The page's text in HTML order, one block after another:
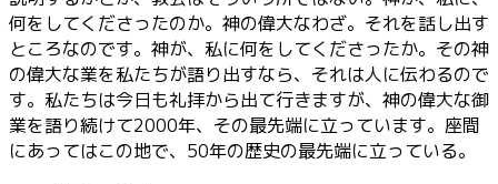
何をしてくださったのか。神の偉大なわざ。それを話し出す
ところなのです。神が、私に何をしてくださったか。その神
の偉大な業を私たちが語り出すなら、それは人に伝わるので
す。私たちは今日も礼拝から出て行きますが、神の偉大な御
業を語り続けて2000年、その最先端に立っています。座間
にあってはこの地で、50年の歴史の最先端に立っている。